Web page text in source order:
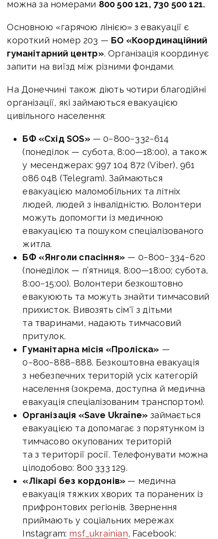
можна за номерами 800 500 121, 730 500 121.
Основною «гарячою лінією» з евакуації є
короткий номер 203 — БО «Координаційний
гуманітарний центр». Організація координує
запити на виїзд між різними фондами.
На Донеччині також діють чотири благодійні
організації, які займаються евакуацією
цивільного населення:
БФ «Схід SOS» — 0−800−332−614
(понеділок — субота,8:00—18:00), а також
у месенджерах: 997 104 872 (Viber), 961
086 048 (Telegram). Займаються
евакуацією маломобільних та літніх
людей, людей з інвалідністю. Волонтери
можуть допомогти із медичною
евакуацією та пошуком спеціалізованого
житла.
БФ «Янголи спасіння» — 0−800−334−620
(понеділок — п’ятниця, 8:00—18:00; субота,
8:00−15:00). Волонтери безкоштовно
евакуюють та можуть знайти тимчасовий
прихисток. Вивозять сім'ї з дітьми
та тваринами, надають тимчасовий
притулок.
Гуманітарна місія «Проліска» —
0−800−888−888. Безкоштовна евакуація
з небезпечних територій усіх категорій
населення (зокрема, доступна й медична
евакуація спеціалізованим транспортом).
Організація «Save Ukraine» займається
евакуацією та допомагає з порятунком із
тимчасово окупованих територій
та з території росії. Телефонувати можна
цілодобово: 800 333 129.
«Лікарі без кордонів» — медична
евакуація тяжких хворих та поранених із
прифронтових регіонів. Звернення
приймають у соціальних мережах
Instagram: msf_ukrainian, Facebook: